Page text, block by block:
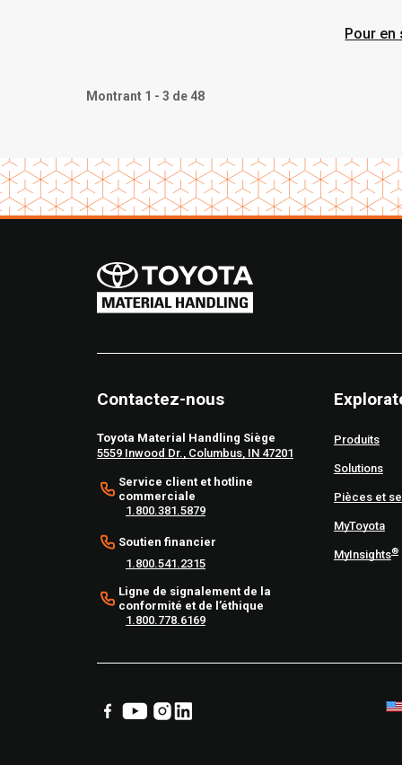
des
Pour en
Montrant 1 - 3 de 48
Contactez-nous
Toyota Material Handling Siège
5559 Inwood Dr., Columbus, IN 47201
Service client et hotline
commerciale
1.800.381.5879
Soutien financier
1.800.541.2315
Ligne de signalement de la
conformité et de l’éthique
1.800.778.6169
Produits
Solutions
Pièces et
MyToyota
MyInsights®